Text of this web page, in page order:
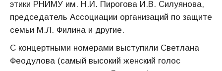
этики РНИМУ им. Н.И. Пирогова И.В. Силуянова,
председатель Ассоциации организаций по защите
семьи М.Л. Филина и другие.
С концертными номерами выступили Светлана
Феодулова (самый высокий женский голос